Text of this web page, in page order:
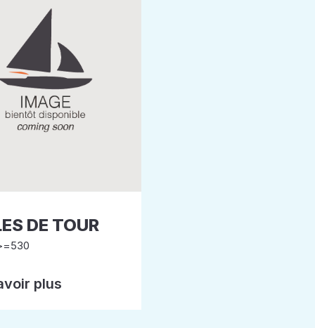
DE TOUR
plus